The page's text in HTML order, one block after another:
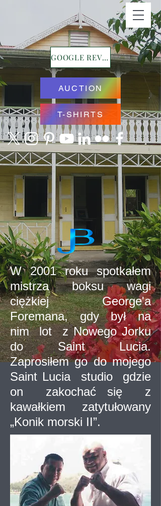
GOOGLE REVIEWS
AUCTION
T-SHIRTS
W 2001 roku spotkałem
mistrza boksu wagi
ciężkiej George'a
Foremana, gdy był na
nim lot z Nowego Jorku
do Saint Lucia.
Zaprosiłem go do mojego
Saint Lucia studio gdzie
on zakochać się z
kawałkiem zatytułowany
„Konik morski II”.